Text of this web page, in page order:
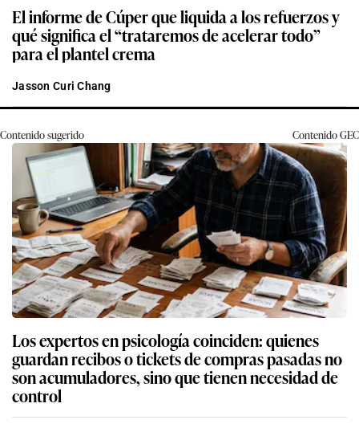
El informe de Cúper que liquida a los refuerzos y
qué significa el “trataremos de acelerar todo”
para el plantel crema
Jasson Curi Chang
Contenido sugerido ContenidoGEC
Los expertos en psicología coinciden: quienes
guardan recibos o tickets de compras pasadas no
son acumuladores, sino que tienen necesidad de
control